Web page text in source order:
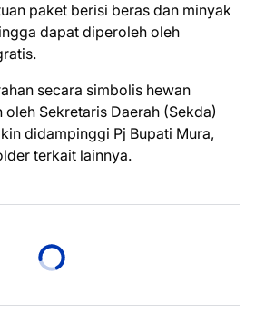
paket berisi beras dan minyak
dapat diperoleh oleh
secara simbolis hewan
Sekretaris Daerah (Sekda)
didampinggi Pj Bupati Mura,
terkait lainnya.